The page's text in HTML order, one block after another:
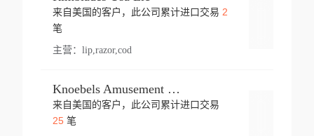
来自美国的客户，此公司累计进口交易 2
笔
主营： lip,razor,cod
Knoebels Amusement Resort
来自美国的客户，此公司累计进口交易
25笔